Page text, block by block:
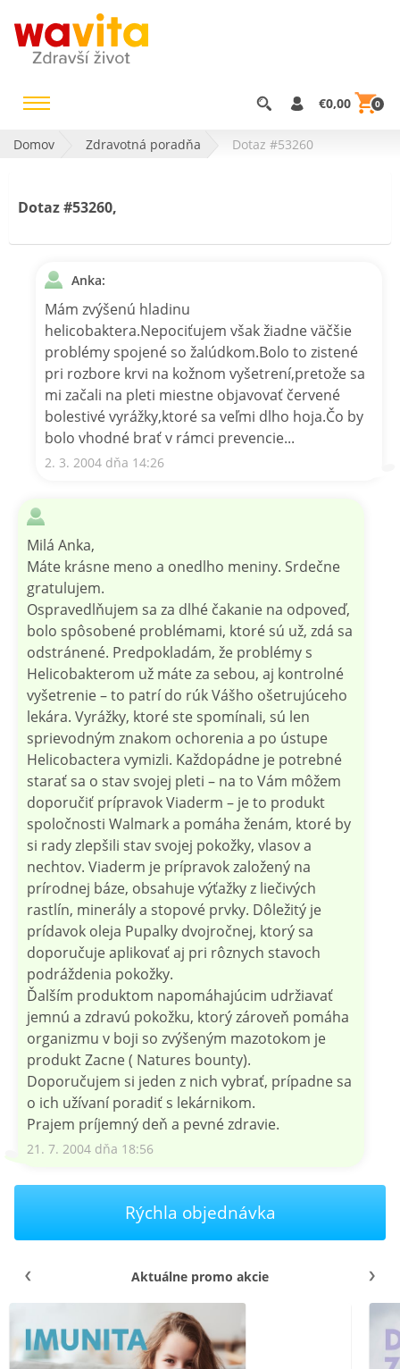
€0,00 0
Domov Zdravotná poradňa Dotaz #53260
Dotaz #53260,
Anka:
Mám zvýšenú hladinu
helicobaktera.Nepociťujem však žiadne väčšie
problémy spojené so žalúdkom.Bolo to zistené
pri rozbore krvi na kožnom vyšetrení,pretože sa
mi začali na pleti miestne objavovať červené
bolestivé vyrážky,ktoré sa veľmi dlho hoja.Čo by
bolo vhodné brať v rámci prevencie...
2. 3. 2004 dňa 14:26
Milá Anka,
Máte krásne meno a onedlho meniny. Srdečne
gratulujem.
Ospravedlňujem sa za dlhé čakanie na odpoveď,
bolo spôsobené problémami, ktoré sú už, zdá sa
odstránené. Predpokladám, že problémy s
Helicobakterom už máte za sebou, aj kontrolné
vyšetrenie – to patrí do rúk Vášho ošetrujúceho
lekára. Vyrážky, ktoré ste spomínali, sú len
sprievodným znakom ochorenia a po ústupe
Helicobactera vymizli. Každopádne je potrebné
starať sa o stav svojej pleti – na to Vám môžem
doporučiť prípravok Viaderm – je to produkt
spoločnosti Walmark a pomáha ženám, ktoré by
si rady zlepšili stav svojej pokožky, vlasov a
nechtov. Viaderm je prípravok založený na
prírodnej báze, obsahuje výťažky z liečivých
rastlín, minerály a stopové prvky. Dôležitý je
prídavok oleja Pupalky dvojročnej, ktorý sa
doporučuje aplikovať aj pri rôznych stavoch
podráždenia pokožky.
Ďalším produktom napomáhajúcim udržiavať
jemnú a zdravú pokožku, ktorý zároveň pomáha
organizmu v boji so zvýšeným mazotokom je
produkt Zacne ( Natures bounty).
Doporučujem si jeden z nich vybrať, prípadne sa
o ich užívaní poradiť s lekárnikom.
Prajem príjemný deň a pevné zdravie.
21. 7. 2004 dňa 18:56
Rýchla objednávka
Aktuálne promo akcie